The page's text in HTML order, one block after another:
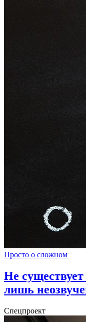
Просто о сложном
Не
лишь
Спецпроект